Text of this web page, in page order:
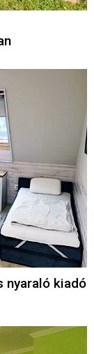
nyaraló kiadó